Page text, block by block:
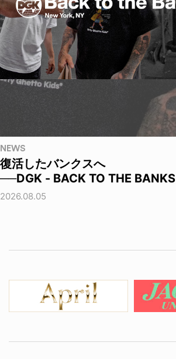
NEWS
復活したバンクスへ
──DGK - BACK TO THE BANKS
2026.08.05